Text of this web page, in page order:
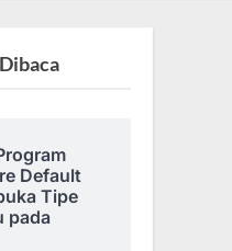
Default
Tipe
pada